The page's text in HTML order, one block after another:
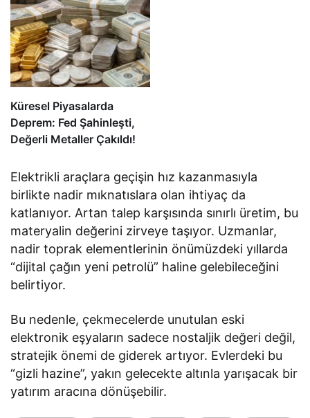
Küresel Piyasalarda
Deprem: Fed Şahinleşti,
Değerli Metaller Çakıldı!
Elektrikli araçlara geçişin hız kazanmasıyla
birlikte nadir mıknatıslara olan ihtiyaç da
katlanıyor. Artan talep karşısında sınırlı üretim, bu
materyalin değerini zirveye taşıyor. Uzmanlar,
nadir toprak elementlerinin önümüzdeki yıllarda
“dijital çağın yeni petrolü” haline gelebileceğini
belirtiyor.
Bu nedenle, çekmecelerde unutulan eski
elektronik eşyaların sadece nostaljik değeri değil,
stratejik önemi de giderek artıyor. Evlerdeki bu
“gizli hazine”, yakın gelecekte altınla yarışacak bir
yatırım aracına dönüşebilir.